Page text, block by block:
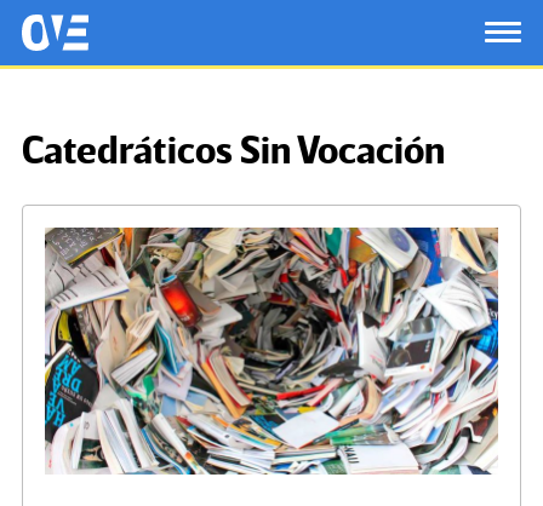
Saltar al contenido principal
OtrasVocesenEducacion.org
Catedráticos Sin Vocación